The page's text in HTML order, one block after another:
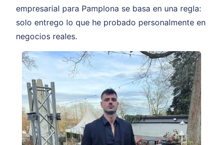
empresarial para Pamplona se basa en una regla:
solo entrego lo que he probado personalmente en
negocios reales.